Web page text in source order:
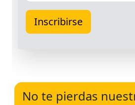
No te pierdas